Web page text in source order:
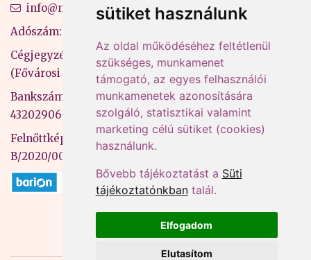
sütiket használunk
Az oldal működéséhez feltétlenül
szükséges, munkamenet
támogató, az egyes felhasználói
munkamenetek azonosítására
szolgáló, statisztikai valamint
marketing célú sütiket (cookies)
használunk.
Bővebb tájékoztatást a Süti
tájékoztatónkbantalál.
Elfogadom
Elutasítom
info@mprx.hu
Adószám: 13598145-2-41
Cégjegyzékszám: 01-09-883770
(Fővárosi Bíróság)
Bankszámlaszám: CIB Bank, 10700581-
43202906-51100005
Felnőttképzési nyilvántartási szám:
B/2020/000053